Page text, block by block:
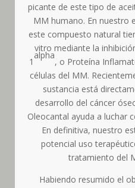
picante de este tipo de
MM humano. En nuestro
este compuesto natural
vitro mediante la
1
alpha
, o Proteína
células del MM.
sustancia está
desarrollo del cáncer
Oleocantal ayuda a luchar
En definitiva, nuestro
potencial uso
tratamiento del
Habiendo resumido el